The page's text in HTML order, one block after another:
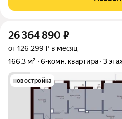
расположен в сердце западного
26 364 890 ₽
от 126 299 ₽ в месяц
166,3 м²
6-комн. квартира 3
новостройка